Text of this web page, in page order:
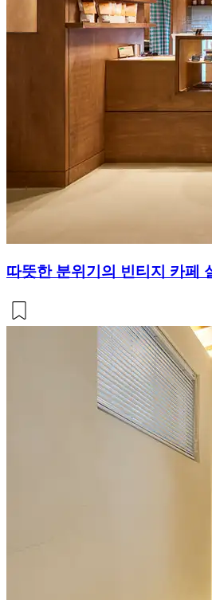
따뜻한 분위기의 빈티지 카페